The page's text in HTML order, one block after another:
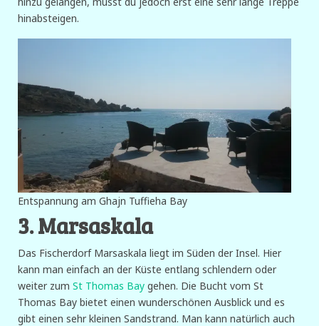
hinabsteigen.
Entspannung am Ghajn Tuffieha Bay
3. Marsaskala
Das Fischerdorf Marsaskala liegt im Süden der Insel. Hier
kann man einfach an der Küste entlang schlendern oder
weiter zum St Thomas Bay gehen. Die Bucht vom St
Thomas Bay bietet einen wunderschönen Ausblick und es
gibt einen sehr kleinen Sandstrand. Man kann natürlich auch